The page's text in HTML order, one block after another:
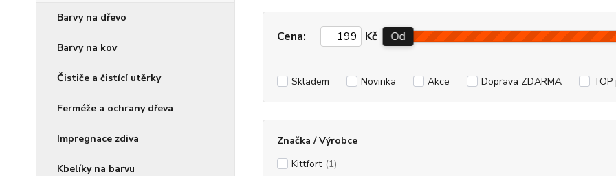
Barvy na dřevo
Barvy na kov
Čističe a čistící utěrky
Ferméže a ochrany dřeva
Impregnace zdiva
Kbelíky na barvu
Cena: Kč Od
Skladem Novinka Akce Doprava ZDARMA
Značka / Výrobce
Kittfort (1)